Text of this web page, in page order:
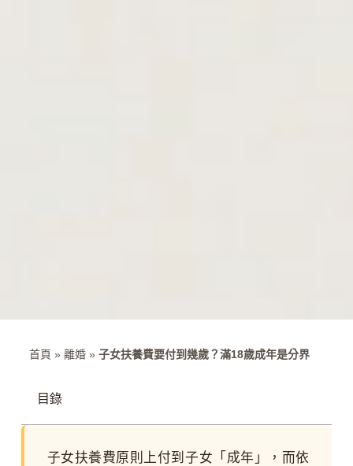
首頁 » 離婚» 子女扶養費要付到幾歲？滿18歲成年是分界
目錄
子女扶養費原則上付到子女「成年」，而依